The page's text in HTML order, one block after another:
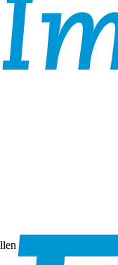
Sie das Formular